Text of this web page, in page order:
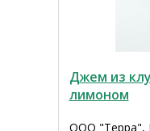
Джем из
лимоном
ООО "Терра",